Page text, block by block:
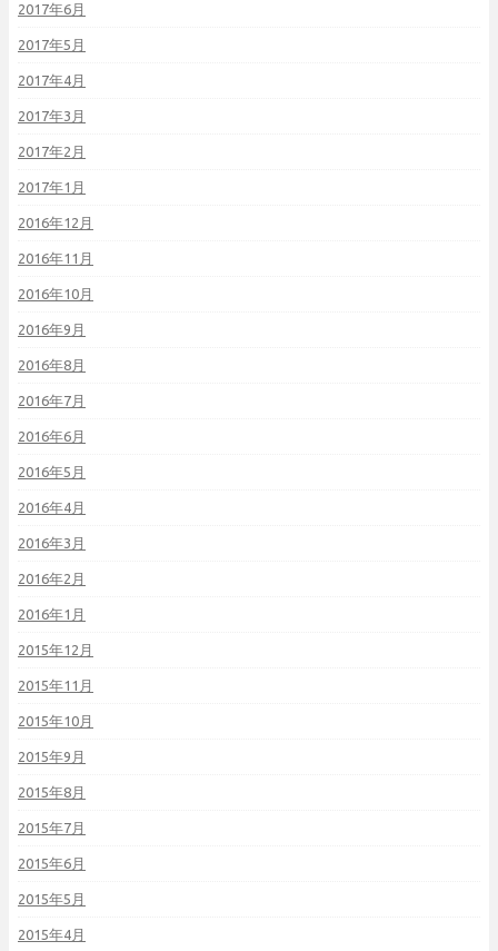
2017年6月
2017年5月
2017年4月
2017年3月
2017年2月
2017年1月
2016年12月
2016年11月
2016年10月
2016年9月
2016年8月
2016年7月
2016年6月
2016年5月
2016年4月
2016年3月
2016年2月
2016年1月
2015年12月
2015年11月
2015年10月
2015年9月
2015年8月
2015年7月
2015年6月
2015年5月
2015年4月